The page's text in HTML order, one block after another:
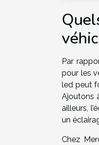
Par
pour les
led peut
Ajoutons
ailleurs,
un
Chez